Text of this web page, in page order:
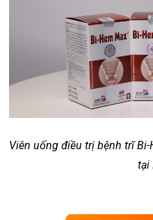
Viên uống điều trị bệnh trĩ
tại